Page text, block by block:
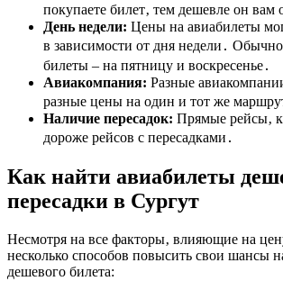
покупаете билет‚ тем дешевле он вам
День недели: Цены на авиабилеты
в зависимости от дня недели․
билеты – на пятницу и воскресенье․
Авиакомпания: Разные
разные цены на один и тот же
Наличие пересадок: Прямые рейсы‚
дороже рейсов с пересадками․
Как найти авиабилеты
пересадки в Сургут
Несмотря на все факторы‚ влияющие на
несколько способов повысить свои шансы
дешевого билета: